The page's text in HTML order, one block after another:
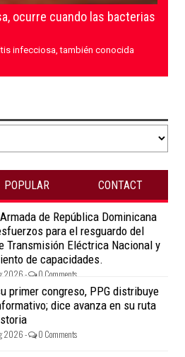
ocurre cuando las bacterias
infecciosa, también conocida
POPULAR CONTACT
de República Dominicana
para el resguardo del
Transmisión Eléctrica Nacional y
de capacidades.
2026 - 0 Comments
primer congreso, PPG distribuye
dice avanza en su ruta
2026 - 0 Comments